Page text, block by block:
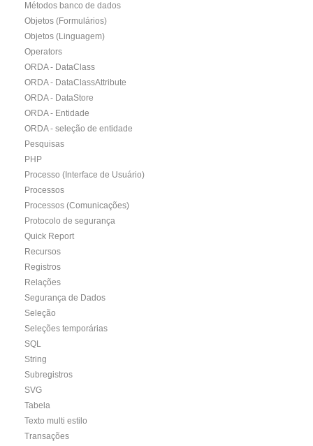
Métodos banco de dados
Objetos (Formulários)
Objetos (Linguagem)
Operators
ORDA - DataClass
ORDA - DataClassAttribute
ORDA - DataStore
ORDA - Entidade
ORDA - seleção de entidade
Pesquisas
PHP
Processo (Interface de Usuário)
Processos
Processos (Comunicações)
Protocolo de segurança
Quick Report
Recursos
Registros
Relações
Segurança de Dados
Seleção
Seleções temporárias
SQL
String
Subregistros
SVG
Tabela
Texto multi estilo
Transações